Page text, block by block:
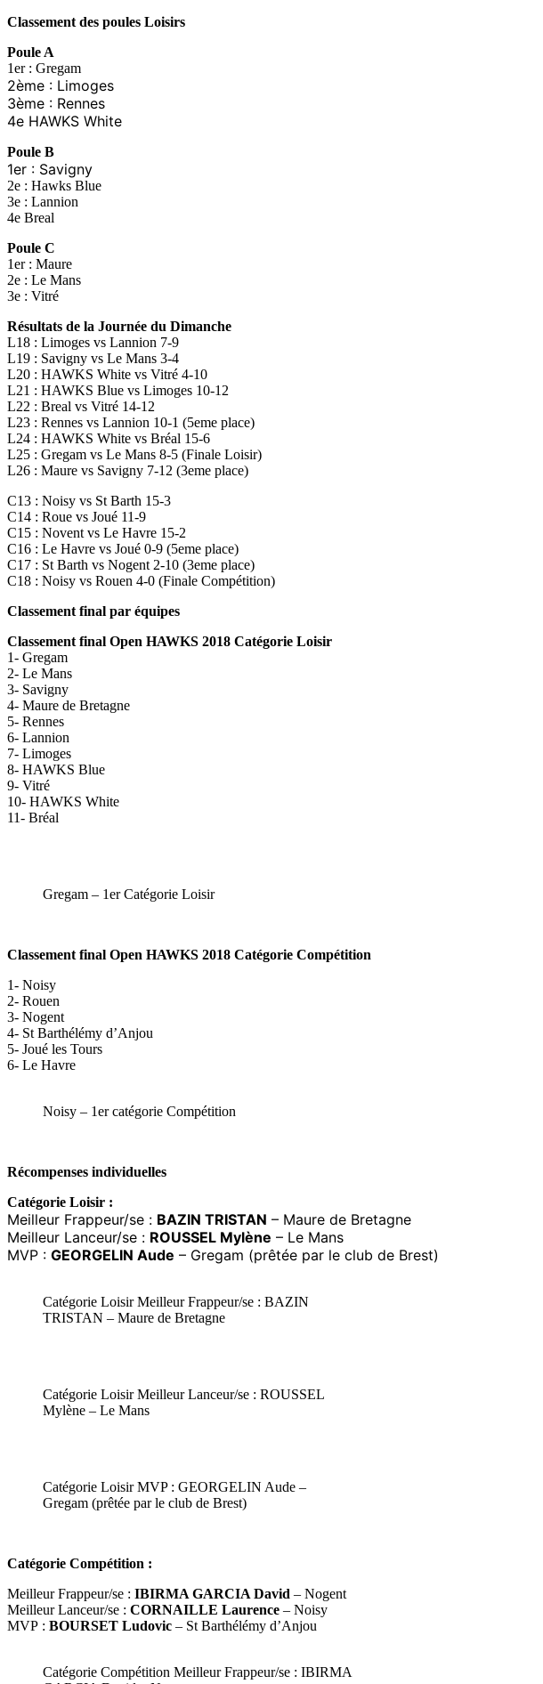
Classement des poules Loisirs
Poule A
1er : Gregam
2ème : Limoges
3ème : Rennes
4e HAWKS White
Poule B
1er : Savigny
2e : Hawks Blue
3e : Lannion
4e Breal
Poule C
1er : Maure
2e : Le Mans
3e : Vitré
Résultats de la Journée du Dimanche
L18 : Limoges vs Lannion 7-9
L19 : Savigny vs Le Mans 3-4
L20 : HAWKS White vs Vitré 4-10
L21 : HAWKS Blue vs Limoges 10-12
L22 : Breal vs Vitré 14-12
L23 : Rennes vs Lannion 10-1 (5eme place)
L24 : HAWKS White vs Bréal 15-6
L25 : Gregam vs Le Mans 8-5 (Finale Loisir)
L26 : Maure vs Savigny 7-12 (3eme place)
C13 : Noisy vs St Barth 15-3
C14 : Roue vs Joué 11-9
C15 : Novent vs Le Havre 15-2
C16 : Le Havre vs Joué 0-9 (5eme place)
C17 : St Barth vs Nogent 2-10 (3eme place)
C18 : Noisy vs Rouen 4-0 (Finale Compétition)
Classement final par équipes
Classement final Open HAWKS 2018 Catégorie Loisir
1- Gregam
2- Le Mans
3- Savigny
4- Maure de Bretagne
5- Rennes
6- Lannion
7- Limoges
8- HAWKS Blue
9- Vitré
10- HAWKS White
11- Bréal
Gregam – 1er Catégorie Loisir
Classement final Open HAWKS 2018 Catégorie Compétition
1- Noisy
2- Rouen
3- Nogent
4- St Barthélémy d’Anjou
5- Joué les Tours
6- Le Havre
Noisy – 1er catégorie Compétition
Récompenses individuelles
Catégorie Loisir :
Meilleur Frappeur/se : BAZIN TRISTAN – Maure de Bretagne
Meilleur Lanceur/se : ROUSSEL Mylène – Le Mans
MVP : GEORGELIN Aude – Gregam (prêtée par le club de Brest)
Catégorie Loisir Meilleur Frappeur/se : BAZIN
TRISTAN – Maure de Bretagne
Catégorie Loisir Meilleur Lanceur/se : ROUSSEL
Mylène – Le Mans
Catégorie Loisir MVP : GEORGELIN Aude –
Gregam (prêtée par le club de Brest)
Catégorie Compétition :
Meilleur Frappeur/se : IBIRMA GARCIA David – Nogent
Meilleur Lanceur/se : CORNAILLE Laurence – Noisy
MVP : BOURSET Ludovic – St Barthélémy d’Anjou
Catégorie Compétition Meilleur Frappeur/se : IBIRMA